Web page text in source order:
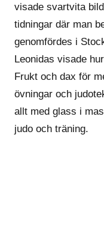
visade svartvita
tidningar där man
genomfördes i
Leonidas visade
Frukt och dax för
övningar och
allt med glass i
judo och träning.